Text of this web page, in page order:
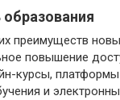
преимуществ
повышение
курсы,
и